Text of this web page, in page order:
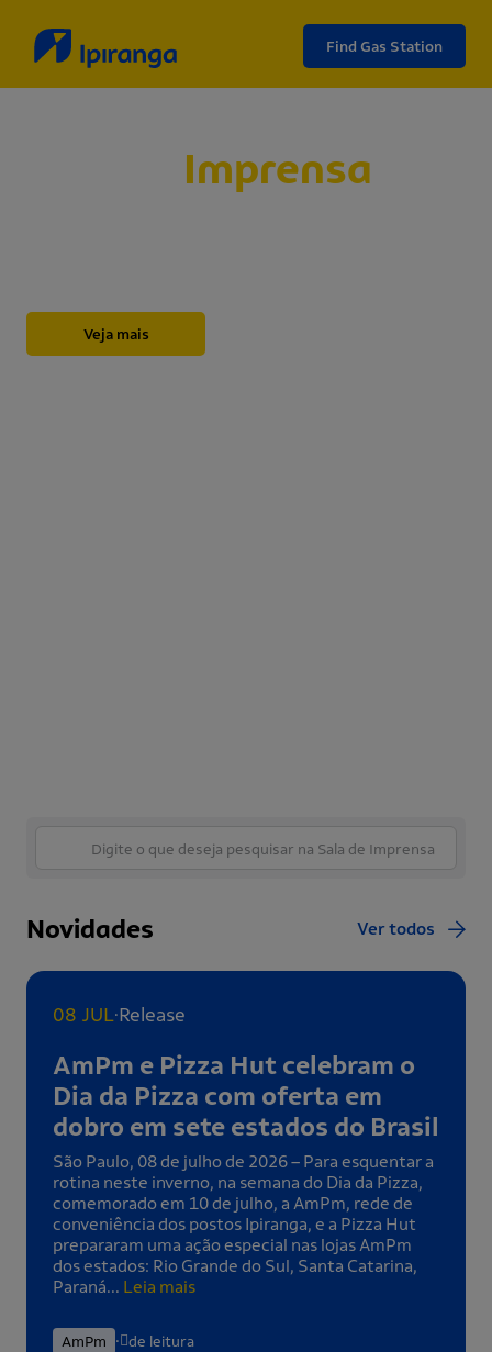
Find Gas Station
Imprensa
Veja mais
Novidades Ver todos
08 JUL.Release
AmPm e Pizza Hut celebram o
Dia da Pizza com oferta em
dobro em sete estados do Brasil
São Paulo, 08 de julho de 2026 – Para esquentar a
rotina neste inverno, na semana do Dia da Pizza,
comemorado em 10 de julho, a AmPm, rede de
conveniência dos postos Ipiranga, e a Pizza Hut
prepararam uma ação especial nas lojas AmPm
dos estados: Rio Grande do Sul, Santa Catarina,
Paraná... Leia mais
AmPm . de leitura